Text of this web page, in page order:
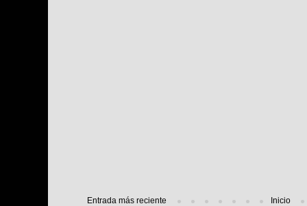
Entrada más reciente Inicio